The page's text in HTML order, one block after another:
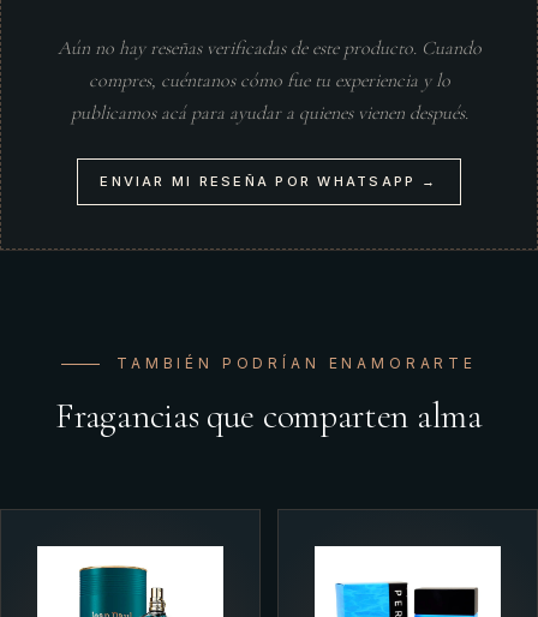
Aún no hay reseñas verificadas de este producto. Cuando
compres, cuéntanos cómo fue tu experiencia y lo
publicamos acá para ayudar a quienes vienen después.
ENVIAR MI RESEÑA POR WHATSAPP →
TAMBIÉN PODRÍAN ENAMORARTE
Fragancias que comparten alma